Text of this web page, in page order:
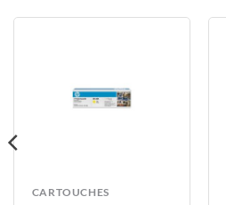
CARTOUCHES